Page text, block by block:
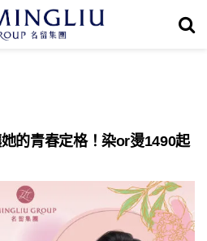
她的青春定格！染or燙1490起